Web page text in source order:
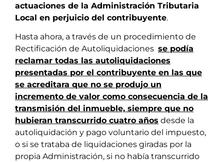
actuaciones de la Administración Tributaria
Local en perjuicio del contribuyente.
Hasta ahora, a través de un procedimiento de
Rectificación de Autoliquidaciones se podía
reclamar todas las autoliquidaciones
presentadas por el contribuyente en las que
se acreditara que no se produjo un
incremento de valor como consecuencia de la
transmisión del inmueble, siempre que no
hubieran transcurrido cuatro años desde la
autoliquidación y pago voluntario del impuesto,
o si se trataba de liquidaciones giradas por la
propia Administración, si no había transcurrido